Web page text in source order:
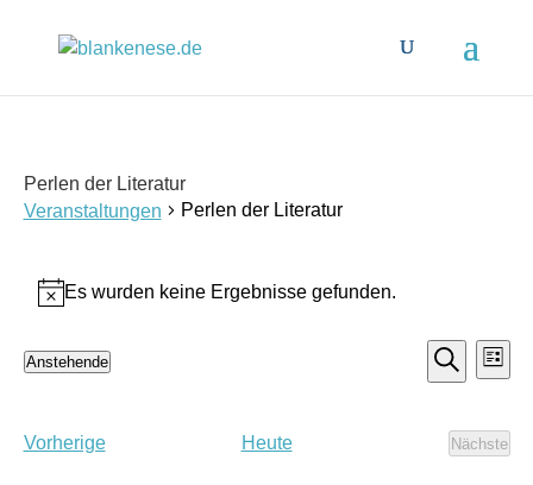
Perlen der Literatur
Veranstaltungen
Perlen der Literatur
Hinweis
Es wurden keine Ergebnisse gefunden.
Suche
Suche
Liste
Anstehende
VorherigeVeranstaltungen Heute
Nächste